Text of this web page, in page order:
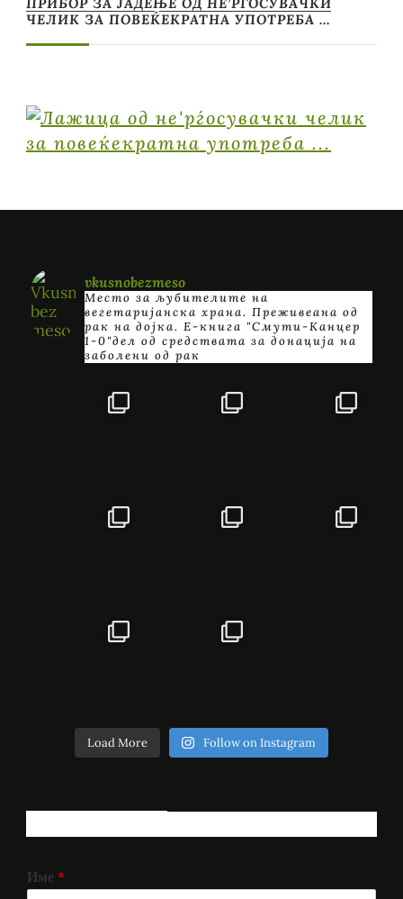
ПРИБОР ЗА ЈАДЕЊЕ ОД НЕ’РЃОСУВАЧКИ
ЧЕЛИК ЗА ПОВЕЌЕКРАТНА УПОТРЕБА …
vkusnobezmeso
Место за љубителите на
вегетаријанска храна. Преживеана од
рак на дојка. E-книга "Смути-Канцер
1-0"дел од средствата за донација на
заболени од рак
Load More Follow on Instagram
Име *